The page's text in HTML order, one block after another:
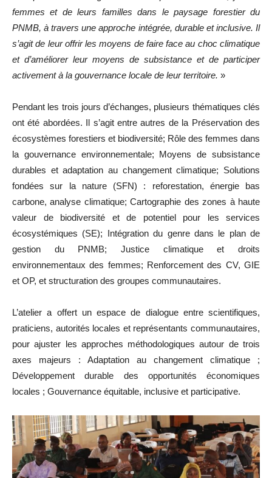
femmes et de leurs familles dans le paysage forestier du
PNMB, à travers une approche intégrée, durable et inclusive. Il
s’agit de leur offrir les moyens de faire face au choc climatique
et d’améliorer leur moyens de subsistance et de participer
activement à la gouvernance locale de leur territoire. »
Pendant les trois jours d’échanges, plusieurs thématiques clés
ont été abordées. Il s’agit entre autres de la Préservation des
écosystèmes forestiers et biodiversité; Rôle des femmes dans
la gouvernance environnementale; Moyens de subsistance
durables et adaptation au changement climatique; Solutions
fondées sur la nature (SFN) : reforestation, énergie bas
carbone, analyse climatique; Cartographie des zones à haute
valeur de biodiversité et de potentiel pour les services
écosystémiques (SE); Intégration du genre dans le plan de
gestion du PNMB; Justice climatique et droits
environnementaux des femmes; Renforcement des CV, GIE
et OP, et structuration des groupes communautaires.
L’atelier a offert un espace de dialogue entre scientifiques,
praticiens, autorités locales et représentants communautaires,
pour ajuster les approches méthodologiques autour de trois
axes majeurs : Adaptation au changement climatique ;
Développement durable des opportunités économiques
locales ; Gouvernance équitable, inclusive et participative.